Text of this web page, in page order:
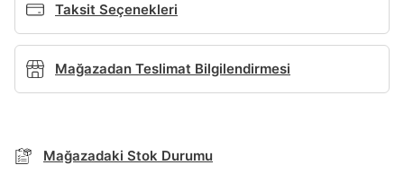
Taksit Seçenekleri
Mağazadan Teslimat Bilgilendirmesi
Mağazadaki Stok Durumu
BEDEN TABLOSU
E-posta Adresi*
Şifre*